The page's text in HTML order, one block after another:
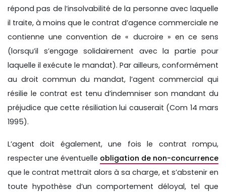
répond pas de l’insolvabilité de la personne avec laquelle
il traite, à moins que le contrat d’agence commerciale ne
contienne une convention de « ducroire » en ce sens
(lorsqu’il s’engage solidairement avec la partie pour
laquelle il exécute le mandat). Par ailleurs, conformément
au droit commun du mandat, l’agent commercial qui
résilie le contrat est tenu d’indemniser son mandant du
préjudice que cette résiliation lui causerait (Com 14 mars
1995).
L’agent doit également, une fois le contrat rompu,
respecter une éventuelle obligation de non-concurrence
que le contrat mettrait alors à sa charge, et s’abstenir en
toute hypothèse d’un comportement déloyal, tel que